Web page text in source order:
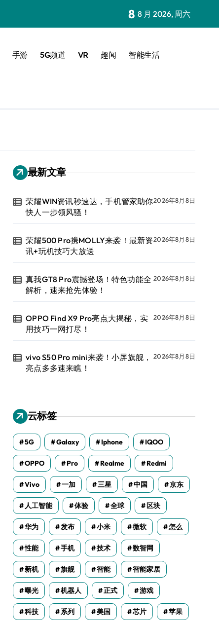
8 8 月 2026, 周六
手游 5G频道 VR 趣闻 智能生活
最新文章
荣耀WIN资讯秒速达，手机管家助你
快人一步领风骚！
2026年8月8日
荣耀500 Pro携MOLLY来袭！最新资
讯+玩机技巧大放送
2026年8月8日
真我GT8 Pro震撼登场！特色功能全
解析，速来抢先体验！
2026年8月8日
OPPO Find X9 Pro亮点大揭秘，实
用技巧一网打尽！
2026年8月8日
vivo S50 Pro mini来袭！小屏旗舰，
亮点多多速来瞧！
2026年8月8日
云标签
5G Galaxy Iphone IQOO
OPPO Pro Realme Redmi
Vivo 一加 三星 中国 京东
人工智能 体验 全球 区块
华为 发布 小米 微软 怎么
性能 手机 技术 数智网
新机 旗舰 智能 智能家居
曝光 机器人 正式 游戏
科技 系列 美国 芯片 苹果